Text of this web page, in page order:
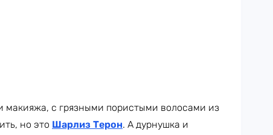
макияжа, с грязными пористыми волосами из
но это Шарлиз Терон. А дурнушка и